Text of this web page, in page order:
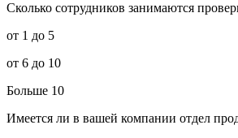
Сколько сотрудников занимаются
от 1 до 5
от 6 до 10
Больше 10
Имеется ли в вашей компании отдел